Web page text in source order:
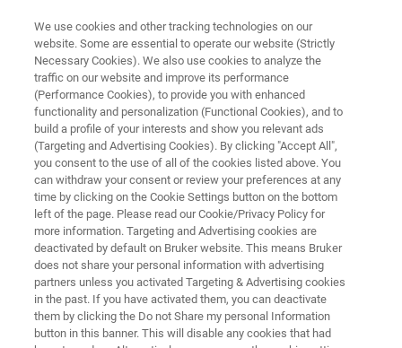
S2 POLAR ANWENDUNGEN
Schmieröle – Nach ASTM
D6481, D7751
We use cookies and other tracking technologies on our
website. Some are essential to operate our website (Strictly
Necessary Cookies). We also use cookies to analyze the
traffic on our website and improve its performance
(Performance Cookies), to provide you with enhanced
functionality and personalization (Functional Cookies), and to
build a profile of your interests and show you relevant ads
(Targeting and Advertising Cookies). By clicking "Accept All",
you consent to the use of all of the cookies listed above. You
can withdraw your consent or review your preferences at any
time by clicking on the Cookie Settings button on the bottom
left of the page. Please read our Cookie/Privacy Policy for
more information. Targeting and Advertising cookies are
deactivated by default on Bruker website. This means Bruker
does not share your personal information with advertising
partners unless you activated Targeting & Advertising cookies
in the past. If you have activated them, you can deactivate
them by clicking the Do not Share my personal Information
button in this banner. This will disable any cookies that had